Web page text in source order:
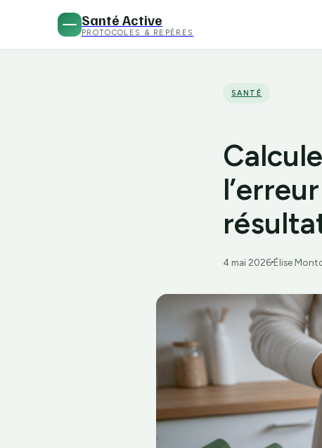
Santé Active
PROTOCOLES & REPÈRES
SANTÉ
4 mai 2026
·
Élise